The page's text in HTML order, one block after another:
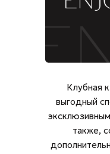
Клубная
выгодный
также,